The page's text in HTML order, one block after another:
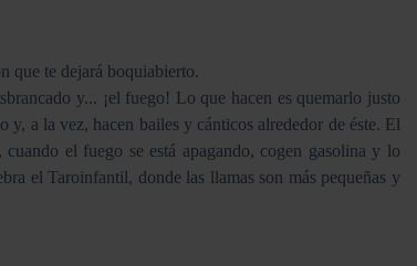
que te dejará boquiabierto.
y... ¡el fuego! Lo que hacen es quemarlo justo
a la vez, hacen bailes y cánticos alrededor de éste. El
el fuego se está apagando, cogen gasolina y lo
el Taroinfantil, donde las llamas son más pequeñas y